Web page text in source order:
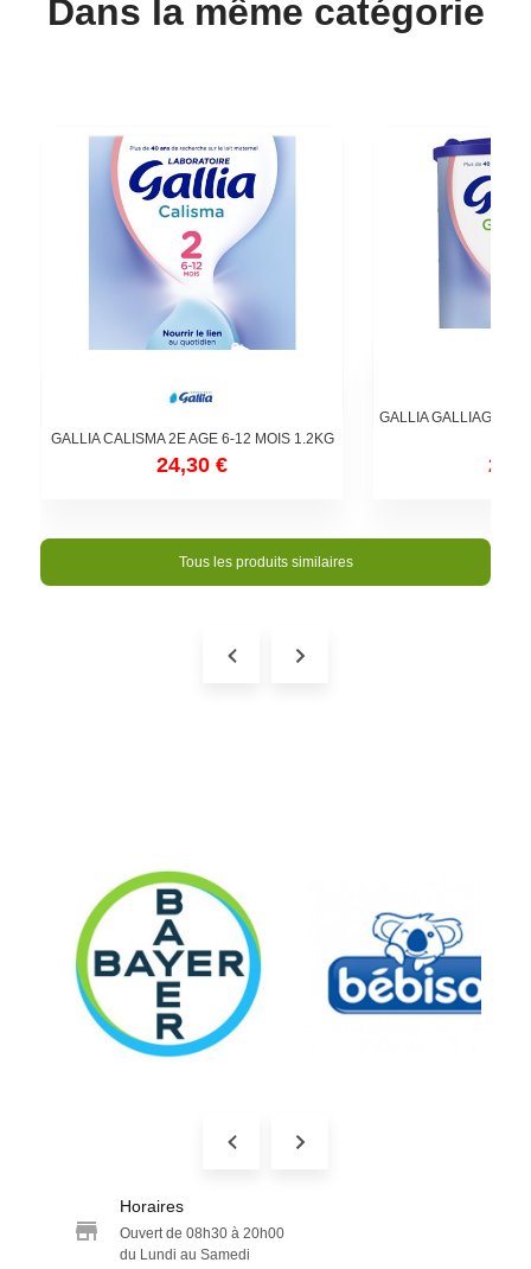
Dans la même catégorie
GALLIA CALISMA 2E AGE 6-12 MOIS 1.2KG
24,30 €
GALLIA GALLIAGEST
Tous les produits similaires
Horaires
Ouvert de 08h30 à 20h00
du Lundi au Samedi